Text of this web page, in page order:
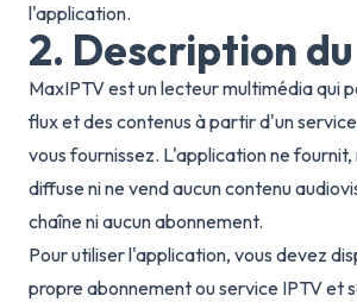
l'application.
2. Description
MaxIPTV est un lecteur multimédia qui
flux et des contenus à partir d'un
vous fournissez. L'application ne
diffuse ni ne vend aucun contenu
chaîne ni aucun abonnement.
Pour utiliser l'application, vous devez
propre abonnement ou service IPTV et